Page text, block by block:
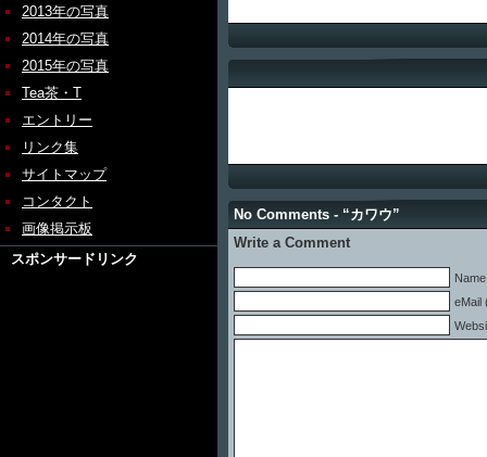
2013年の写真
2014年の写真
2015年の写真
Tea茶・T
エントリー
リンク集
サイトマップ
コンタクト
画像掲示板
スポンサードリンク
No Comments - “カワウ”
Write a Comment
eMail